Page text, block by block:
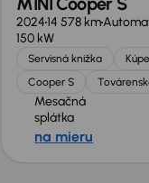
202414 578 km
150 kW
Servisná knižka
Cooper S
Mesačná
splátka
na mieru